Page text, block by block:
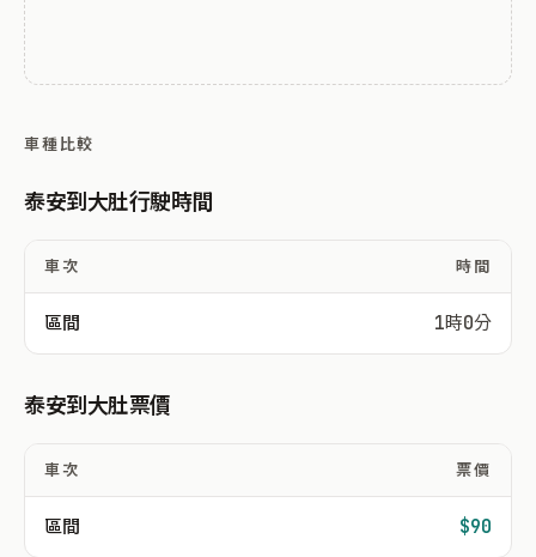
車種比較
泰安到大肚行駛時間
車次 時間
區間 1時0分
泰安到大肚票價
車次 票價
區間 $90